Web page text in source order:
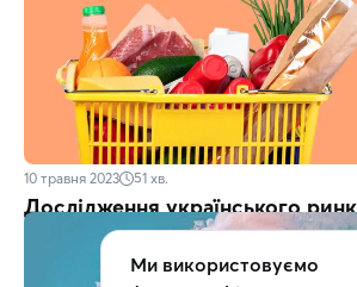
10 травня 2023 51 хв.
Дослідження українського
Ми використовуємо